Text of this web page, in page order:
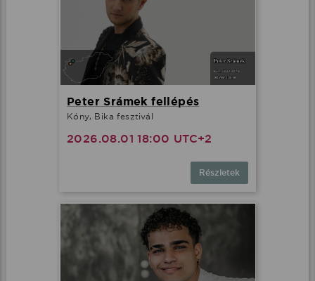
Peter Srámek fellépés
Kóny, Bika fesztivál
2026.08.01 18:00 UTC+2
Részletek